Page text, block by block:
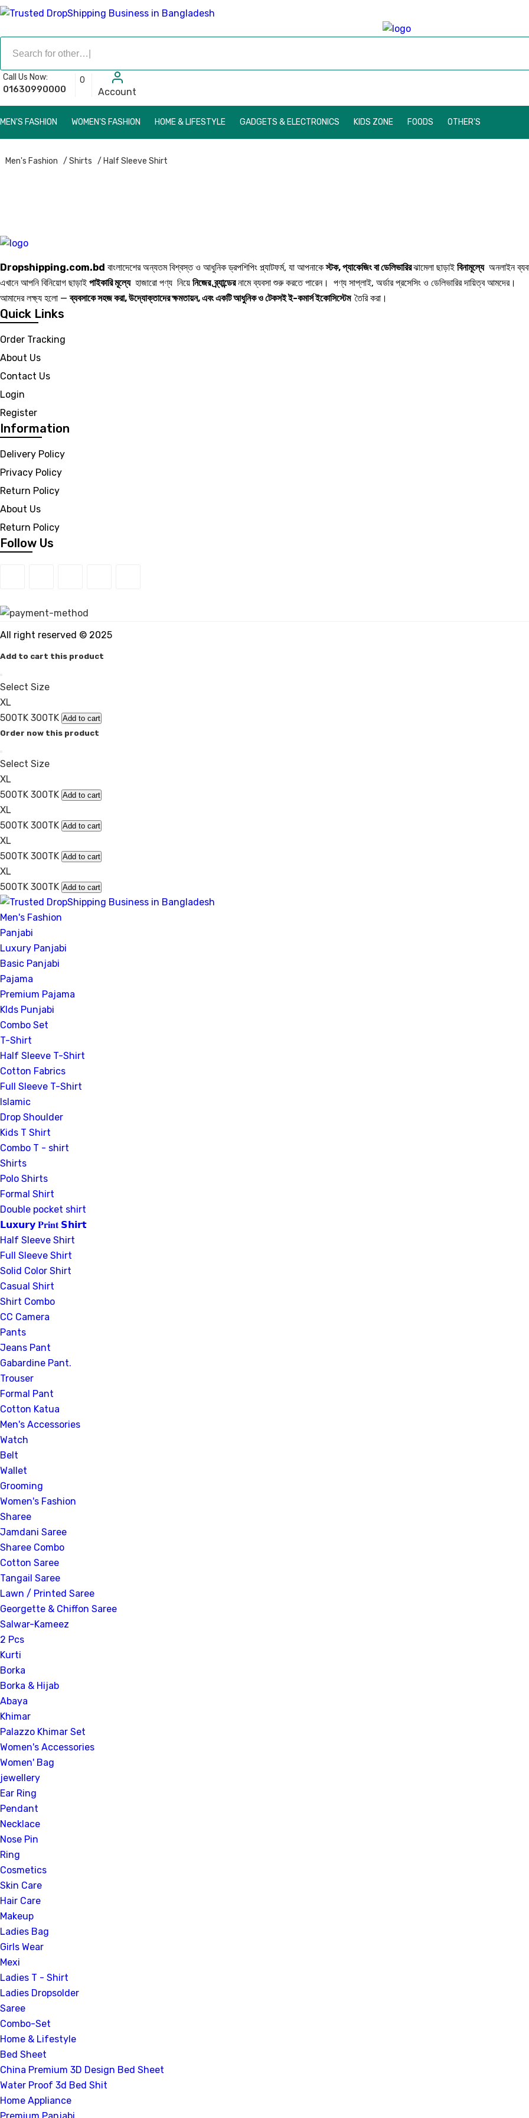
Call Us Now:
01630990000
0
Account
MEN'S FASHION WOMEN'S FASHION HOME & LIFESTYLE GADGETS & ELECTRONICS KIDS ZONE FOODS OTHER'S
Men's Fashion / Shirts / Half Sleeve Shirt
Dropshipping.com.bd বাংলাদেশের অন্যতম বিশ্বস্ত ও আধুনিক ড্রপশিপিং প্ল্যাটফর্ম, যা আপনাকেস্টক, প্যাকেজিং বা ডেলিভারিরঝামেলা ছাড়াই বিনামূল্যেঅনলাইন
এখানে আপনি বিনিয়োগ ছাড়াই পাইকারি মূল্যেহাজারো পণ্য নিয়ে নিজের ব্র্যান্ডেরনামে ব্যবসা শুরু করতে পারেন। পণ্য সাপ্লাই, অর্ডার প্রসেসিং ও ডেলিভারির দায়িত্ব আমদের।
আমাদের লক্ষ্য হলো —ব্যবসাকে সহজ করা, উদ্যোক্তাদের ক্ষমতায়ন, এবং একটি আধুনিক ও টেকসই ই-কমার্স ইকোসিস্টেম তৈরি করা।
Quick Links
Order Tracking
About Us
Contact Us
Login
Register
Information
Delivery Policy
Privacy Policy
Return Policy
About Us
Return Policy
Follow Us
All right reserved © 2025
Add to cart this product
Select Size
XL
500TK 300TK Add to cart
Order now this product
Select Size
XL
500TK 300TK Add to cart
XL
500TK 300TK Add to cart
XL
500TK 300TK Add to cart
XL
500TK 300TK Add to cart
Men's Fashion
Panjabi
Luxury Panjabi
Basic Panjabi
Pajama
Premium Pajama
KIds Punjabi
Combo Set
T-Shirt
Half Sleeve T-Shirt
Cotton Fabrics
Full Sleeve T-Shirt
Islamic
Drop Shoulder
Kids T Shirt
Combo T - shirt
Shirts
Polo Shirts
Formal Shirt
Double pocket shirt
𝗟𝘂𝘅𝘂𝗿𝘆 𝐏𝐫𝐢𝐧𝐭 𝗦𝗵𝗶𝗿𝘁
Half Sleeve Shirt
Full Sleeve Shirt
Solid Color Shirt
Casual Shirt
Shirt Combo
CC Camera
Pants
Jeans Pant
Gabardine Pant.
Trouser
Formal Pant
Cotton Katua
Men's Accessories
Watch
Belt
Wallet
Grooming
Women's Fashion
Sharee
Jamdani Saree
Sharee Combo
Cotton Saree
Tangail Saree
Lawn / Printed Saree
Georgette & Chiffon Saree
Salwar-Kameez
2 Pcs
Kurti
Borka
Borka & Hijab
Abaya
Khimar
Palazzo Khimar Set
Women's Accessories
Women' Bag
jewellery
Ear Ring
Pendant
Necklace
Nose Pin
Ring
Cosmetics
Skin Care
Hair Care
Makeup
Ladies Bag
Girls Wear
Mexi
Ladies T - Shirt
Ladies Dropsolder
Saree
Combo-Set
Home & Lifestyle
Bed Sheet
China Premium 3D Design Bed Sheet
Water Proof 3d Bed Shit
Home Appliance